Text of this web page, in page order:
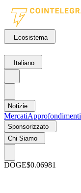
Ecosistema
Italiano
Notizie
MercatiApprofondimenti
Sponsorizzato
Chi Siamo
DOGE$0.06981